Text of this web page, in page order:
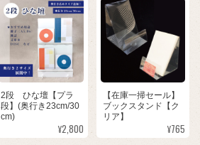
2段 ひな壇【プラ
段】(奥行き23cm/30
cm)
¥2,800
【在庫一掃セール】
ブックスタンド【ク
リア】
¥765